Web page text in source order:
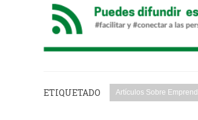
ETIQUETADO Artículos Sobre